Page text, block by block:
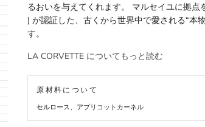
るおいを与えてくれます。 マルセイユに拠点
) が認証した、古くから世界中で愛される“本
す。
LA CORVETTE についてもっと読む
原材料について
セルロース、アプリコットカーネル